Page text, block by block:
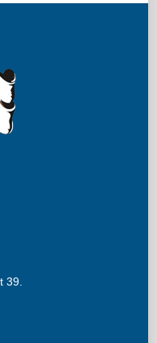
39.